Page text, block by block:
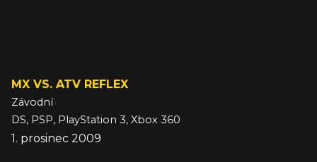
MX VS. ATV REFLEX
Závodní
DS, PSP, PlayStation 3, Xbox 360
1. prosinec 2009